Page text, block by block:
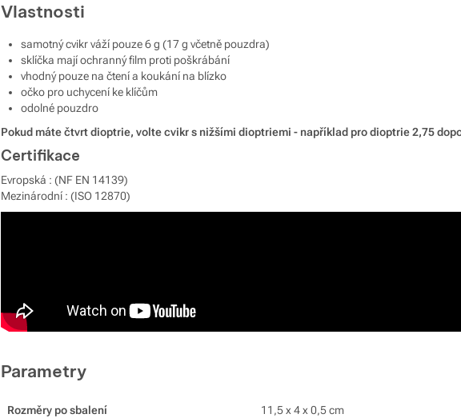
Vlastnosti
samotný cvikr váží pouze 6 g (17 g včetně pouzdra)
sklíčka mají ochranný film proti poškrábání
vhodný pouze na čtení a koukání na blízko
očko pro uchycení ke klíčům
odolné pouzdro
Pokud máte čtvrt dioptrie, volte cvikr s nižšími dioptriemi - například pro dioptrie 2,75
Certifikace
Evropská : (NF EN 14139)
Mezinárodní : (ISO 12870)
Parametry
Rozměry po sbalení 11,5 x 4 x 0,5 cm